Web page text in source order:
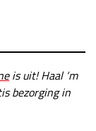
is uit! Haal ‘m
bezorging in